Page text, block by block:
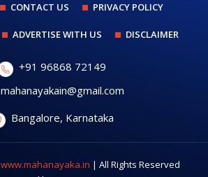
CONTACT US PRIVACY POLICY
ADVERTISE WITH US DISCLAIMER
+91 96868 72149
mahanayakain@gmail.com
Bangalore, Karnataka
www.mahanayaka.in | All Rights Reserved